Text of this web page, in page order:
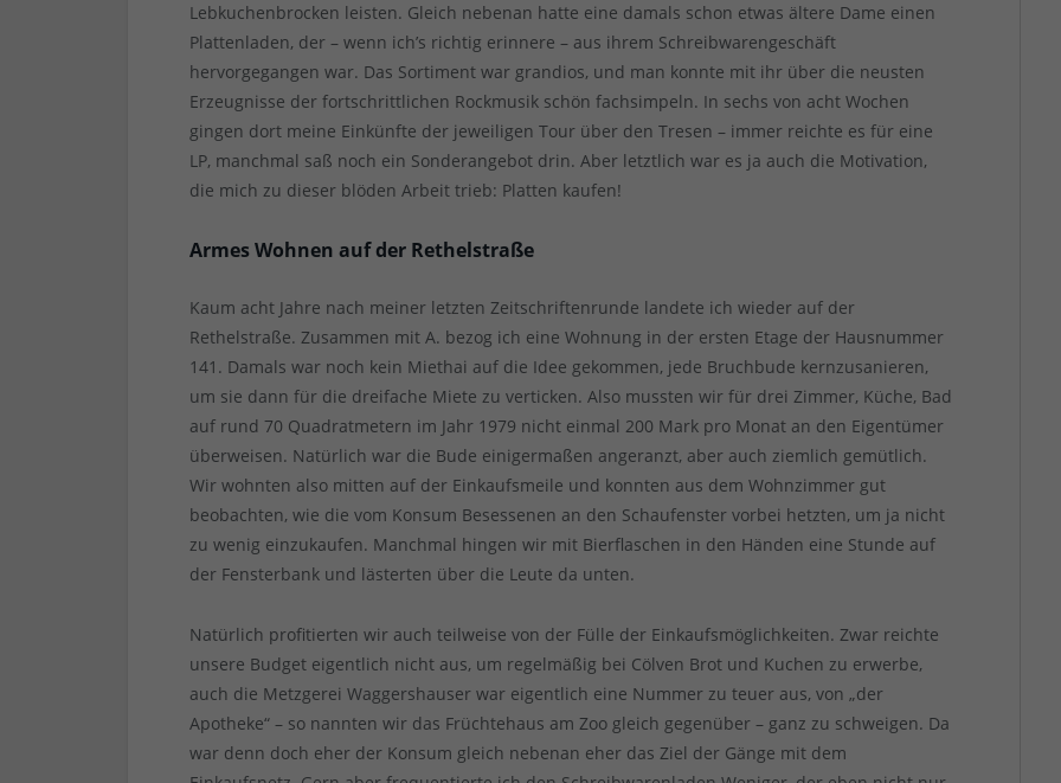
Lebkuchenbrocken leisten. Gleich nebenan hatte eine damals schon etwas ältere Dame einen
Plattenladen, der – wenn ich’s richtig erinnere – aus ihrem Schreibwarengeschäft
hervorgegangen war. Das Sortiment war grandios, und man konnte mit ihr über die neusten
Erzeugnisse der fortschrittlichen Rockmusik schön fachsimpeln. In sechs von acht Wochen
gingen dort meine Einkünfte der jeweiligen Tour über den Tresen – immer reichte es für eine
LP, manchmal saß noch ein Sonderangebot drin. Aber letztlich war es ja auch die Motivation,
die mich zu dieser blöden Arbeit trieb: Platten kaufen!
Armes Wohnen auf der Rethelstraße
Kaum acht Jahre nach meiner letzten Zeitschriftenrunde landete ich wieder auf der
Rethelstraße. Zusammen mit A. bezog ich eine Wohnung in der ersten Etage der Hausnummer
141. Damals war noch kein Miethai auf die Idee gekommen, jede Bruchbude kernzusanieren,
um sie dann für die dreifache Miete zu verticken. Also mussten wir für drei Zimmer, Küche, Bad
auf rund 70 Quadratmetern im Jahr 1979 nicht einmal 200 Mark pro Monat an den Eigentümer
überweisen. Natürlich war die Bude einigermaßen angeranzt, aber auch ziemlich gemütlich.
Wir wohnten also mitten auf der Einkaufsmeile und konnten aus dem Wohnzimmer gut
beobachten, wie die vom Konsum Besessenen an den Schaufenster vorbei hetzten, um ja nicht
zu wenig einzukaufen. Manchmal hingen wir mit Bierflaschen in den Händen eine Stunde auf
der Fensterbank und lästerten über die Leute da unten.
Natürlich profitierten wir auch teilweise von der Fülle der Einkaufsmöglichkeiten. Zwar reichte
unsere Budget eigentlich nicht aus, um regelmäßig bei Cölven Brot und Kuchen zu erwerbe,
auch die Metzgerei Waggershauser war eigentlich eine Nummer zu teuer aus, von „der
Apotheke“ – so nannten wir das Früchtehaus am Zoo gleich gegenüber – ganz zu schweigen. Da
war denn doch eher der Konsum gleich nebenan eher das Ziel der Gänge mit dem